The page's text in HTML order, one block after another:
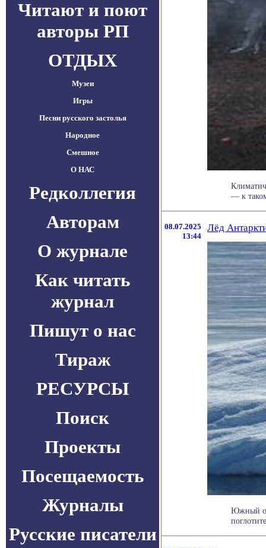
Читают и поют
авторы РП
ОТДЫХ
Музеи
Игры
Песни русского застолья
Народное
Смешное
О НАС
Редколлегия
Авторам
О журнале
Как читать
журнал
Пишут о нас
Тираж
РЕСУРСЫ
Поиск
Проекты
Посещаемость
Журналы
Русские писатели
— к
08.07.2025
13:44
Лёд
Южный